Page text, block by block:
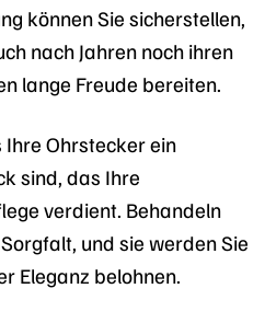
können Sie sicherstellen,
nach Jahren noch ihren
lange Freude bereiten.
Ohrstecker ein
sind, das Ihre
verdient. Behandeln
und sie werden Sie
Eleganz belohnen.